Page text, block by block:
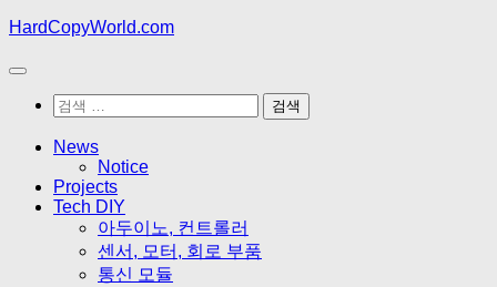
Skip
content
HardCopyWorld.com
검
News
Notice
Projects
Tech DIY
아두이노, 컨트롤러
센서, 모터, 회로 부품
통신 모듈